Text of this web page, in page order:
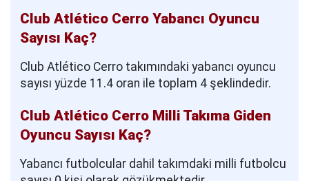
Club Atlético Cerro Yabancı Oyuncu
Sayısı Kaç?
Club Atlético Cerro takımındaki yabancı oyuncu
sayısı yüzde 11.4 oran ile toplam 4 şeklindedir.
Club Atlético Cerro Milli Takıma Giden
Oyuncu Sayısı Kaç?
Yabancı futbolcular dahil takımdaki milli futbolcu